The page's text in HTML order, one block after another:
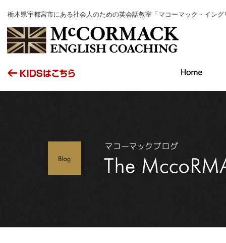
栃木県宇都宮市にある社会人のための英会話教室「マコーマック・イン